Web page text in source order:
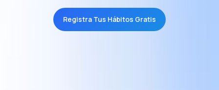
Registra Tus Hábitos Gratis